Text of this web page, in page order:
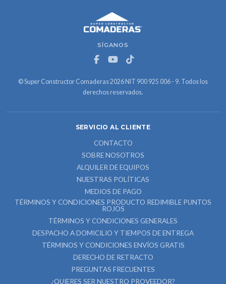
SÍGANOS
© Super Constructor Comaderas 2026 NIT 900 925 006 - 9. Todos los
derechos reservados.
SERVICIO AL CLIENTE
CONTACTO
SOBRE NOSOTROS
ALQUILER DE EQUIPOS
NUESTRAS POLÍTICAS
MEDIOS DE PAGO
TÉRMINOS Y CONDICIONES PRODUCTO REDIMIBLE PUNTOS
ROJOS
TÉRMINOS Y CONDICIONES GENERALES
DESPACHO A DOMICILIO Y TIEMPOS DE ENTREGA
TÉRMINOS Y CONDICIONES ENVÍOS GRATIS
DERECHO DE RETRACTO
PREGUNTAS FRECUENTES
¿QUIERES SER NUESTRO PROVEEDOR?